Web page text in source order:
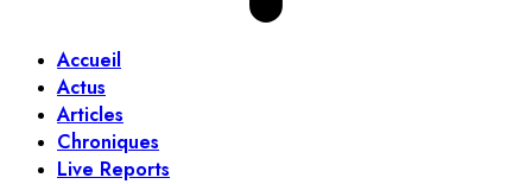
Accueil
Actus
Articles
Chroniques
Live Reports